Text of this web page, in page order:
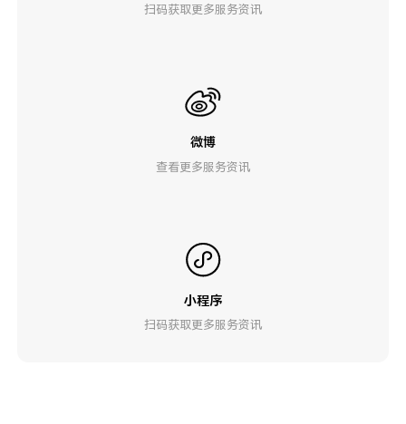
扫码获取更多服务资讯
微博
查看更多服务资讯
小程序
扫码获取更多服务资讯